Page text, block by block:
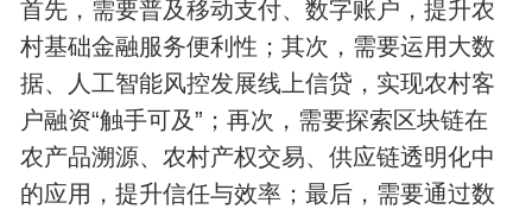
首先，需要普及移动支付、数字账户，提升农
村基础金融服务便利性；其次，需要运用大数
据、人工智能风控发展线上信贷，实现农村客
户融资“触手可及”；再次，需要探索区块链在
农产品溯源、农村产权交易、供应链透明化中
的应用，提升信任与效率；最后，需要通过数